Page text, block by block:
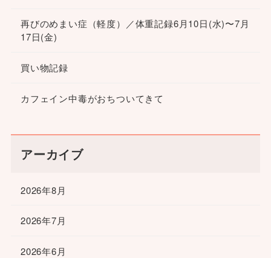
再びのめまい症（軽度）／体重記録6月10日(水)〜7月
17日(金)
買い物記録
カフェイン中毒がおちついてきて
アーカイブ
2026年8月
2026年7月
2026年6月